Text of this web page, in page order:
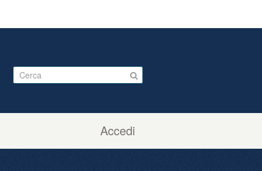
Accedi